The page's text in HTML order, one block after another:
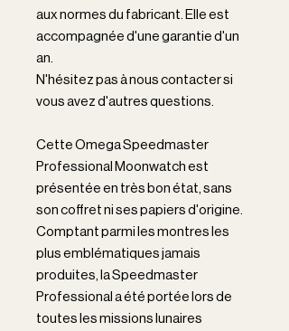
aux normes du fabricant. Elle est
accompagnée d'une garantie d'un
an.
N'hésitez pas à nous contacter si
vous avez d'autres questions.
Cette Omega Speedmaster
Professional Moonwatch est
présentée en très bon état, sans
son coffret ni ses papiers d'origine.
Comptant parmi les montres les
plus emblématiques jamais
produites, la Speedmaster
Professional a été portée lors de
toutes les missions lunaires